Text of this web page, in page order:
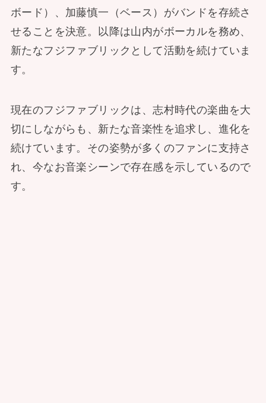
ボード）、加藤慎一（ベース）がバンドを存続さ
せることを決意。以降は山内がボーカルを務め、
新たなフジファブリックとして活動を続けていま
す。
現在のフジファブリックは、志村時代の楽曲を大
切にしながらも、新たな音楽性を追求し、進化を
続けています。その姿勢が多くのファンに支持さ
れ、今なお音楽シーンで存在感を示しているので
す。